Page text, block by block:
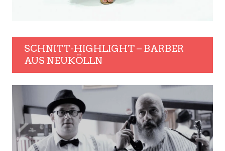
SCHNITT-HIGHLIGHT – BARBER
AUS NEUKÖLLN